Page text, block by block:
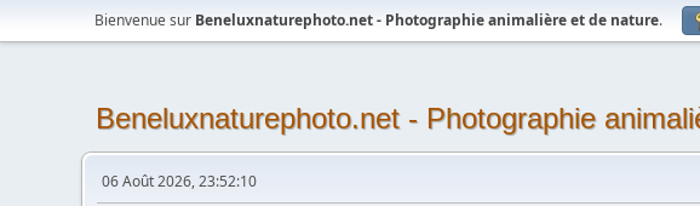
Bienvenue sur Beneluxnaturephoto.net - Photographie animalière et de nature.
Beneluxnaturephoto.net - Photographie
06 Août 2026, 23:52:10